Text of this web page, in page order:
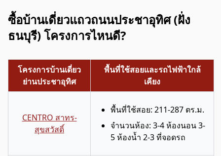
ซื้อบ้านเดี่ยวแถวถนนประชาอุทิศ (ฝั่ง
ธนบุรี) โครงการไหนดี?
โครงการบ้านเดี่ยว
ย่านประชาอุทิศ
พื้นที่ใช้สอยและรถไฟฟ้าใกล้
เคียง
CENTRO สาทร-
สุขสวัสดิ์
พื้นที่ใช้สอย: 211-287 ตร.ม.
จำนวนห้อง: 3-4 ห้องนอน 3-
5 ห้องน้ำ 2-3 ที่จอดรถ